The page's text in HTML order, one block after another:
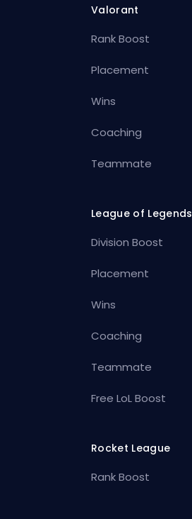
Valorant
Rank Boost
Placement
Wins
Coaching
Teammate
League of Legends
Division Boost
Placement
Wins
Coaching
Teammate
Free LoL Boost
Rocket League
Rank Boost